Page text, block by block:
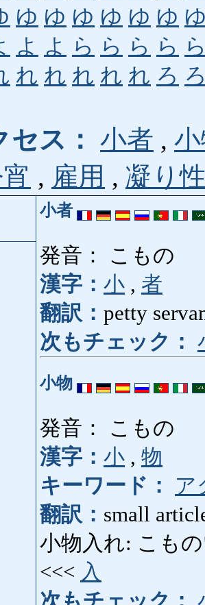
ゆ ゆ ゆ ゆ ゆ ゆ
よ よ ら ら ら ら
れ れ れ れ れ ろ
ス： 小者 ,
, 雇用 , 凝り
小者
発音： こもの
漢字： 小 , 者
翻訳： petty
次もチェック：
小物
発音： こもの
漢字： 小 , 物
キーワード：
ア
翻訳： small
小物入れ: こもの
<<< 入